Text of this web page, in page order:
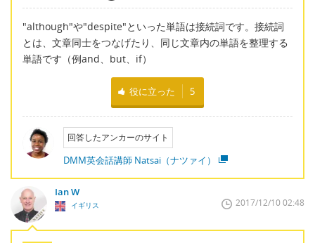
"although"や"despite"といった単語は接続詞です。接続詞
とは、文章同士をつなげたり、同じ文章内の単語を整理する
単語です（例and、but、if）
役に立った 5
回答したアンカーのサイト
DMM英会話講師 Natsai（ナツァイ）
Ian W
イギリス 2017/12/10 02:48